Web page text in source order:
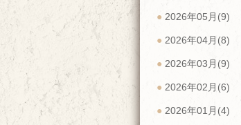
2026年05月(9)
2026年04月(8)
2026年03月(9)
2026年02月(6)
2026年01月(4)